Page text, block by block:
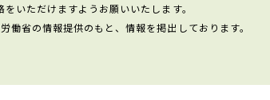
いただけますようお願いいたします。
省の情報提供のもと、情報を掲出しております。